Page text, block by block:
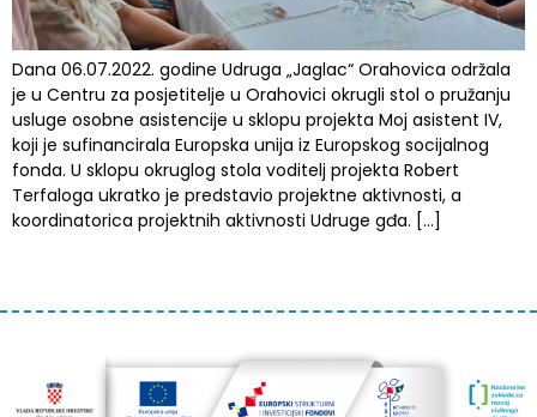
Dana 06.07.2022. godine Udruga „Jaglac“ Orahovica održala
je u Centru za posjetitelje u Orahovici okrugli stol o pružanju
usluge osobne asistencije u sklopu projekta Moj asistent IV,
koji je sufinancirala Europska unija iz Europskog socijalnog
fonda. U sklopu okruglog stola voditelj projekta Robert
Terfaloga ukratko je predstavio projektne aktivnosti, a
koordinatorica projektnih aktivnosti Udruge gđa. […]